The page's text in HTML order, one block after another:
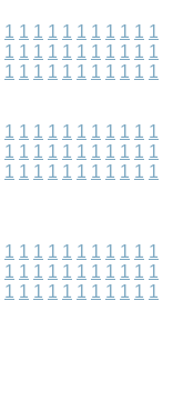
1 1 1 1 1 1 1 1 1 1 1
1 1 1 1 1 1 1 1 1 1 1
1 1 1 1 1 1 1 1 1 1 1
1 1 1 1 1 1 1 1 1 1 1
1 1 1 1 1 1 1 1 1 1 1
1 1 1 1 1 1 1 1 1 1 1
1 1 1 1 1 1 1 1 1 1 1
1 1 1 1 1 1 1 1 1 1 1
1 1 1 1 1 1 1 1 1 1 1